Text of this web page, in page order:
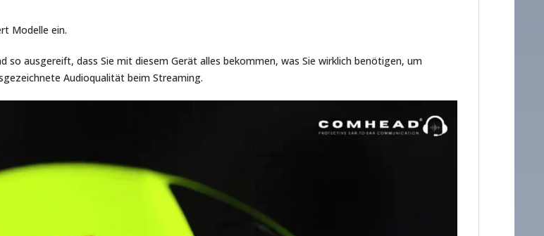
Modelle ein.
so ausgereift, dass Sie mit diesem Gerät alles bekommen, was Sie wirklich benötigen, um
Audioqualität beim Streaming.